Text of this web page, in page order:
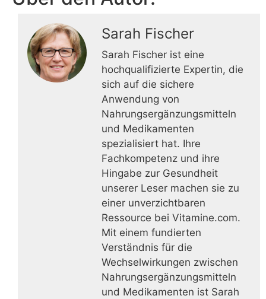
Sarah Fischer
Sarah Fischer ist eine
hochqualifizierte Expertin, die
sich auf die sichere
Anwendung von
Nahrungsergänzungsmitteln
und Medikamenten
spezialisiert hat. Ihre
Fachkompetenz und ihre
Hingabe zur Gesundheit
unserer Leser machen sie zu
einer unverzichtbaren
Ressource bei Vitamine.com.
Mit einem fundierten
Verständnis für die
Wechselwirkungen zwischen
Nahrungsergänzungsmitteln
und Medikamenten ist Sarah